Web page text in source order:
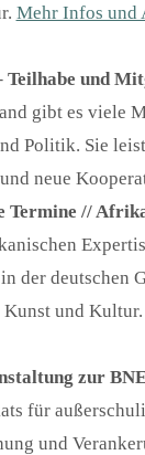
Mehr Infos und
Teilhabe und
gibt es viele
Politik. Sie
neue
Termine //
der deutschen
und Kultur.
zur
für
und